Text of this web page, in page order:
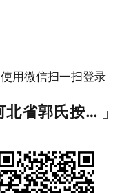
使用微信扫一扫登录
河北省郭氏按摩职业培训学校 」